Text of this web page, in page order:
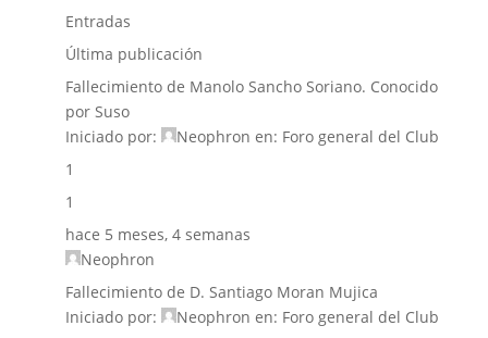
Entradas
Última publicación
Fallecimiento de Manolo Sancho Soriano. Conocido
por Suso
Iniciado por:
Neophron en: Foro general del Club
1
1
hace 5 meses, 4 semanas
Neophron
Fallecimiento de D. Santiago Moran Mujica
Iniciado por:
Neophron en: Foro general del Club